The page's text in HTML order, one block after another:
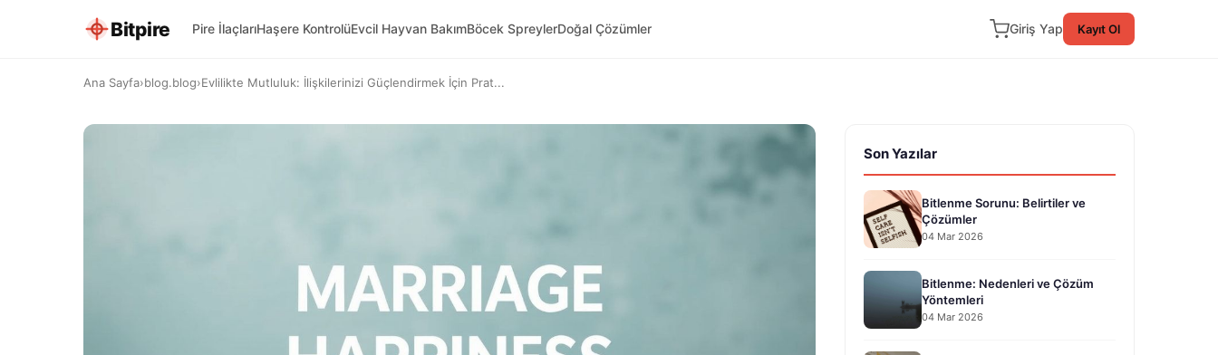
Bitpire Pire İlaçlarıHaşere KontrolüEvcil Hayvan BakımBöcek SpreylerDoğal Çözümler Giriş Yap Kayıt Ol
Ana Sayfa›blog.blog›Evlilikte Mutluluk: İlişkilerinizi Güçlendirmek İçin Prat...
Son Yazılar
Bitlenme Sorunu: Belirtiler ve
Çözümler
04 Mar 2026
Bitlenme: Nedenleri ve Çözüm
Yöntemleri
04 Mar 2026